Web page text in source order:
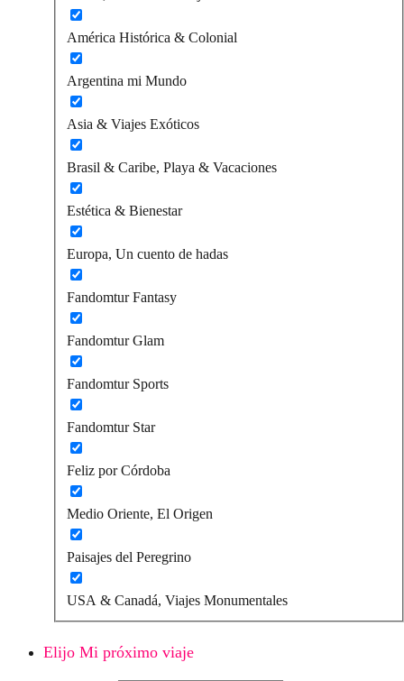
América Histórica & Colonial
Argentina mi Mundo
Asia & Viajes Exóticos
Brasil & Caribe, Playa & Vacaciones
Estética & Bienestar
Europa, Un cuento de hadas
Fandomtur Fantasy
Fandomtur Glam
Fandomtur Sports
Fandomtur Star
Feliz por Córdoba
Medio Oriente, El Origen
Paisajes del Peregrino
USA & Canadá, Viajes Monumentales
Elijo Mi próximo viaje